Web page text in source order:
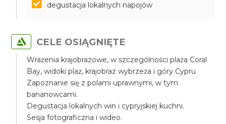
degustacja lokalnych napojów
CELE OSIĄGNIĘTE
Wrażenia krajobrazowe, w szczególności plaża Coral
Bay, widoki plaż, krajobraz wybrzeża i góry Cypru
Zapoznanie się z polami uprawnymi, w tym
bananowcami.
Degustacja lokalnych win i cypryjskiej kuchni.
Sesja fotograficzna i wideo.